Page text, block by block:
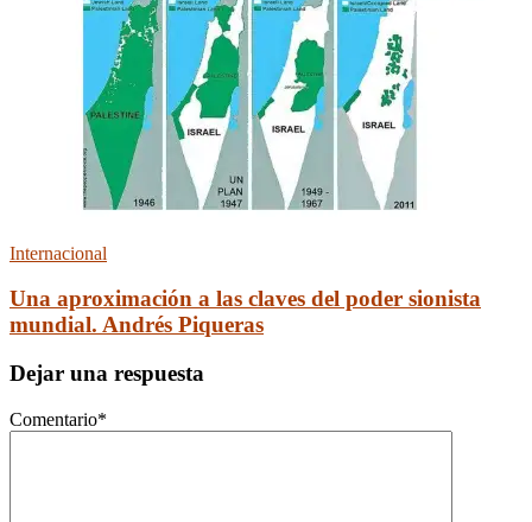
Internacional
Una aproximación a las claves del poder sionista
mundial. Andrés Piqueras
Dejar una respuesta
Comentario*